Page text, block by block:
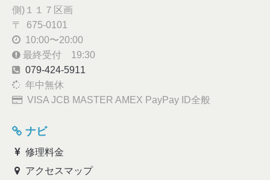
側)１１７区画
〒 675-0101
10:00〜20:00
最終受付 19:30
079-424-5911
年中無休
VISA JCB MASTER AMEX PayPay ID全般
ナビ
修理料金
アクセスマップ